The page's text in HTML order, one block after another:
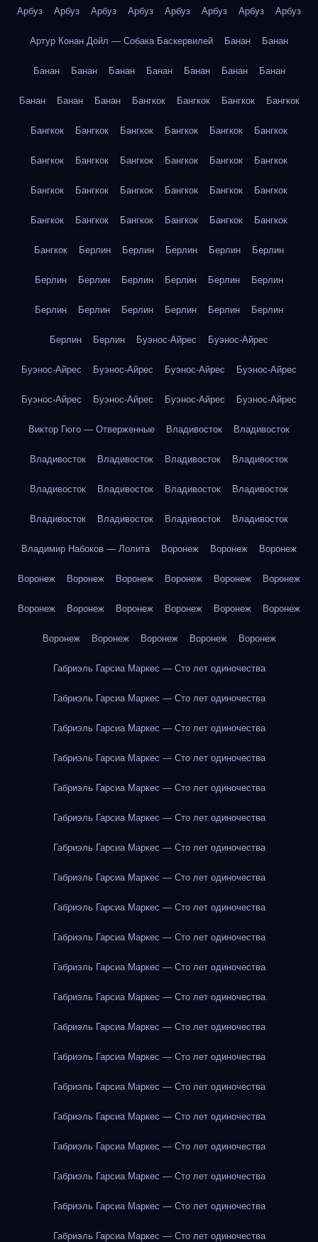
Арбуз Арбуз Арбуз Арбуз Арбуз Арбуз Арбуз Арбуз
Артур Конан Дойл — Собака Баскервилей Банан Банан
Банан Банан Банан Банан Банан Банан Банан
Банан Банан Банан Бангкок Бангкок Бангкок Бангкок
Бангкок Бангкок Бангкок Бангкок Бангкок Бангкок
Бангкок Бангкок Бангкок Бангкок Бангкок Бангкок
Бангкок Бангкок Бангкок Бангкок Бангкок Бангкок
Бангкок Бангкок Бангкок Бангкок Бангкок Бангкок
Бангкок Берлин Берлин Берлин Берлин Берлин
Берлин Берлин Берлин Берлин Берлин Берлин
Берлин Берлин Берлин Берлин Берлин Берлин
Берлин Берлин Буэнос-Айрес Буэнос-Айрес
Буэнос-Айрес Буэнос-Айрес Буэнос-Айрес Буэнос-Айрес
Буэнос-Айрес Буэнос-Айрес Буэнос-Айрес Буэнос-Айрес
Виктор Гюго — Отверженные Владивосток Владивосток
Владивосток Владивосток Владивосток Владивосток
Владивосток Владивосток Владивосток Владивосток
Владивосток Владивосток Владивосток Владивосток
Владимир Набоков — Лолита Воронеж Воронеж Воронеж
Воронеж Воронеж Воронеж Воронеж Воронеж Воронеж
Воронеж Воронеж Воронеж Воронеж Воронеж Воронеж
Воронеж Воронеж Воронеж Воронеж Воронеж
Габриэль Гарсиа Маркес — Сто лет одиночества
Габриэль Гарсиа Маркес — Сто лет одиночества
Габриэль Гарсиа Маркес — Сто лет одиночества
Габриэль Гарсиа Маркес — Сто лет одиночества
Габриэль Гарсиа Маркес — Сто лет одиночества
Габриэль Гарсиа Маркес — Сто лет одиночества
Габриэль Гарсиа Маркес — Сто лет одиночества
Габриэль Гарсиа Маркес — Сто лет одиночества
Габриэль Гарсиа Маркес — Сто лет одиночества
Габриэль Гарсиа Маркес — Сто лет одиночества
Габриэль Гарсиа Маркес — Сто лет одиночества
Габриэль Гарсиа Маркес — Сто лет одиночества
Габриэль Гарсиа Маркес — Сто лет одиночества
Габриэль Гарсиа Маркес — Сто лет одиночества
Габриэль Гарсиа Маркес — Сто лет одиночества
Габриэль Гарсиа Маркес — Сто лет одиночества
Габриэль Гарсиа Маркес — Сто лет одиночества
Габриэль Гарсиа Маркес — Сто лет одиночества
Габриэль Гарсиа Маркес — Сто лет одиночества
Габриэль Гарсиа Маркес — Сто лет одиночества